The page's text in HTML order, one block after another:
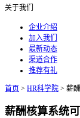
关于我们
企业介绍
加入我们
最新动态
渠道合作
推荐有礼
首页 > HR科学院 > 薪
薪酬核算系统